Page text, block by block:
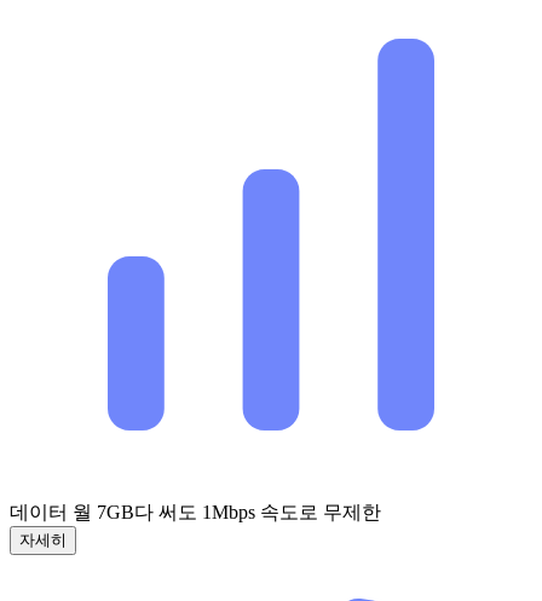
데이터 월 7GB다 써도 1Mbps 속도로 무제한
자세히